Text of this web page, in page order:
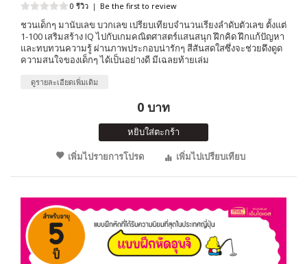
0 รีวิว | Be the first to review
ชวนเด็กๆ มานับเลข บวกเลข เปรียบเทียบจำนวนเรียงลำดับตัวเลข ตั้งแต่
1-100 เสริมสร้าง IQ ไปกับเกมคณิตศาสตร์แสนสนุก ฝึกคิด ฝึกแก้ปัญหา
และทบทวนความรู้ ผ่านภาพประกอบน่ารักๆ สีสันสดใสซึ่งจะช่วยดึงดูด
ความสนใจของเด็กๆ ได้เป็นอย่างดี มีเฉลยท้ายเล่ม
ดูรายละเอียดเพิ่มเติม
0 บาท
หยิบใส่ตะกร้า
เพิ่มไปรายการโปรด
เพิ่มไปเปรียบเทียบ